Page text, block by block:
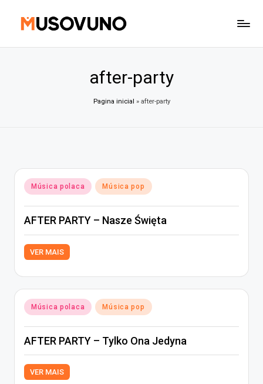
after-party
Pagina inicial » after-party
Posted
in
Música polaca Música pop
AFTER PARTY – Nasze Święta
VER MAIS
Posted
in
Música polaca Música pop
AFTER PARTY – Tylko Ona Jedyna
VER MAIS